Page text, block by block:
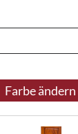
Farbe ändern